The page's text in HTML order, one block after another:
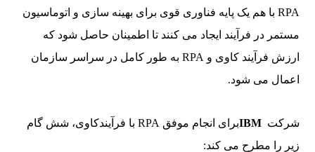
RPA با هم یک پایه فناوری قوی برای بهینه سازی و اتوماسیون
مستمر در فرآیند ایجاد می کنند تا اطمینان حاصل شود که
ارزش فرآیند کاوی و RPA به طور کامل در سراسر سازمان
اعمال می شود.
شرکتIBM
برای انجام موفق RPA با فرآیندکاوی، شش گام
زیر را مطرح می کند: